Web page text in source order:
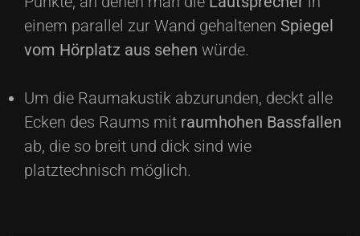
einem parallel zur Wand gehaltenen Spiegel
vom Hörplatz aus sehen würde.
Um die Raumakustik abzurunden, deckt alle
Ecken des Raums mit raumhohen Bassfallen
ab, die so breit und dick sind wie
platztechnisch möglich.